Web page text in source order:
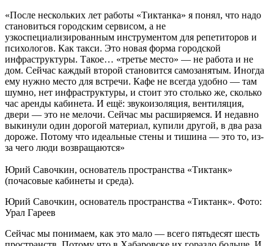
«После нескольких лет работы «Тиктанка» я понял, что надо
становиться городским сервисом, а не
узкоспециализированным инструментом для репетиторов и
психологов. Как такси. Это новая форма городской
инфраструктуры. Такое… «третье место» — не работа и не
дом. Сейчас каждый второй становится самозанятым. Иногда
ему нужно место для встречи. Кафе не всегда удобно — там
шумно, нет инфраструктуры, и стоит это столько же, сколько
час аренды кабинета. И ещё: звукоизоляция, вентиляция,
двери — это не мелочи. Сейчас мы расширяемся. И недавно
выкинули один дорогой материал, купили другой, в два раза
дороже. Потому что идеальные стены и тишина — это то, из-
за чего люди возвращаются»
Юрий Савочкин, основатель пространства «Тиктанк»
(почасовые кабинеты и среда).
Юрий Савочкин, основатель пространства «Тиктанк». Фото:
Урал Гареев
Сейчас мы понимаем, как это мало — всего пятьдесят шесть